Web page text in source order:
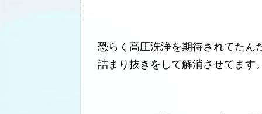
恐らく高圧洗浄を期待されてたん
詰まり抜きをして解消させてます